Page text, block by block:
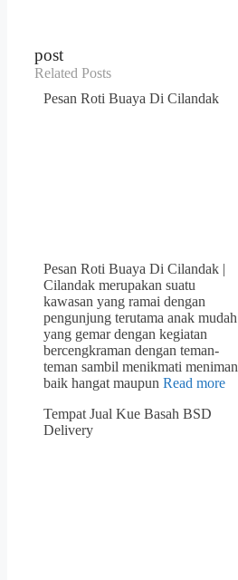
post
Related Posts
Pesan Roti Buaya Di Cilandak
Pesan Roti Buaya Di Cilandak |
Cilandak merupakan suatu
kawasan yang ramai dengan
pengunjung terutama anak mudah
yang gemar dengan kegiatan
bercengkraman dengan teman-
teman sambil menikmati meniman
baik hangat maupun Read more
Tempat Jual Kue Basah BSD
Delivery